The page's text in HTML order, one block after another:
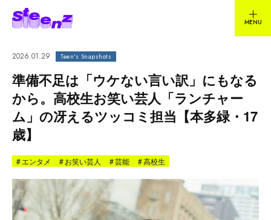
2026.01.29 Teen's Snapshots
準備不足は「ウケない言い訳」にもなる
から。高校生お笑い芸人「ランチャー
ム」の冴えるツッコミ担当【本多緑・17
歳】
#エンタメ #お笑い芸人 #芸能 #高校生